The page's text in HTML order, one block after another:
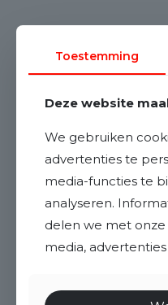
Toestemming
Deze website
We gebruiken
advertenties te
media-functies te
analyseren.
delen we met
media, advertenties